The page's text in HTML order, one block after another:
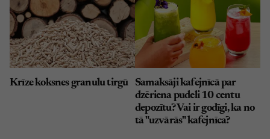
Krīze koksnes granulu tirgū
Samaksāji kafejnīcā par
dzēriena pudeli 10 centu
depozītu? Vai ir godīgi, ka no
tā "uzvārās" kafejnīca?